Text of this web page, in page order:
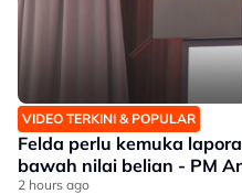
VIDEO TERKINI & POPULAR
Felda perlu kemuka
bawah nilai belian - PM
2 hours ago